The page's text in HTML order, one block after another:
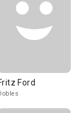
Ford